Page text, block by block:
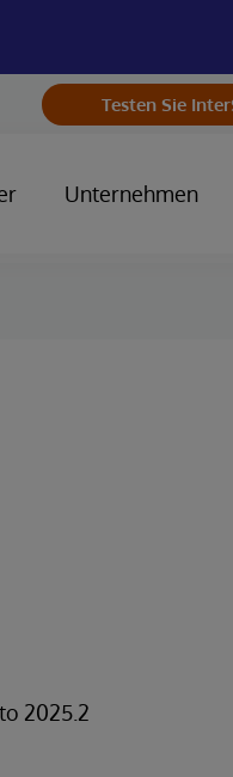
Testen Sie
Unternehmen
2025.2